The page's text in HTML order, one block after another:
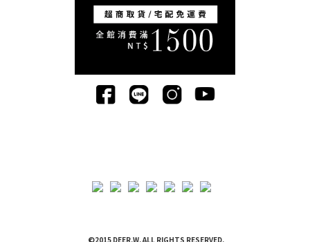
©2015 DEER.W. ALL RIGHTS RESERVED.